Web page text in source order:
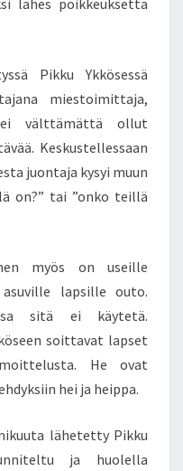
lähes poikkeuksetta
Pikku Ykkösessä
miestoimittaja,
välttämättä ollut
Keskustellessaan
juontaja kysyi muun
on?” tai ”onko teillä
myös on useille
lapsille outo.
sitä ei käytetä.
soittavat lapset
He ovat
hei ja heippa.
lähetetty Pikku
ja huolella